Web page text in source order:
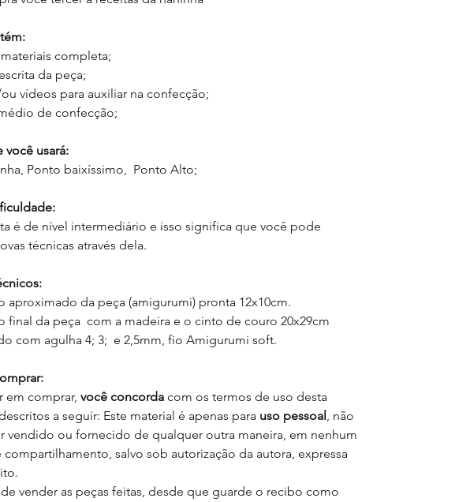
completa;
da peça;
vídeos para auxiliar na confecção;
de confecção;
você usará:
Ponto baixíssimo, Ponto Alto;
é de nível intermediário e isso significa que você pode
técnicas através dela.
aproximado da peça (amigurumi) pronta 12x10cm.
final da peça com a madeira e o cinto de couro 20x29cm
com agulha 4; 3; e 2,5mm, fio Amigurumi soft.
em comprar, você concorda com os termos de uso desta
a seguir: Este material é apenas para uso pessoal , não
vendido ou fornecido de qualquer outra maneira, em nenhum
compartilhamento, salvo sob autorização da autora, expressa
vender as peças feitas, desde que guarde o recibo como